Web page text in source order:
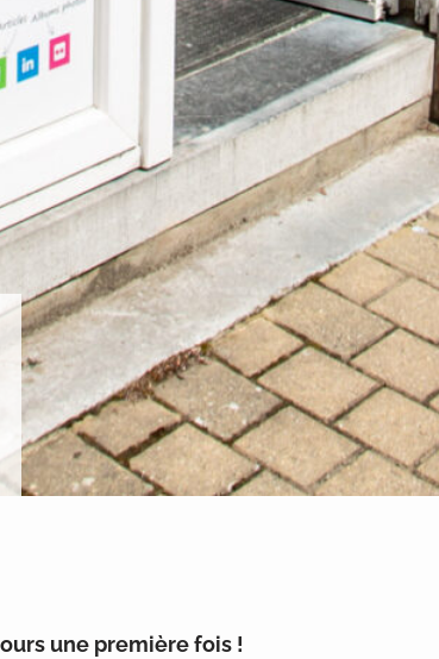
une première fois !